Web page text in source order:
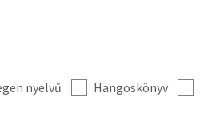
nyelvű Hangoskönyv